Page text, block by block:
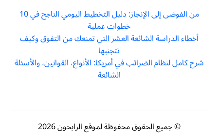
من الفوضى إلى الإنجاز: دليل التخطيط اليومي الناجح في 10
خطوات عملية
أخطاء الدراسة الشائعة العشر التي تمنعك من التفوق وكيف
تتجنبها
شرح كامل لنظام الضرائب في أمريكا: الأنواع، القوانين، والأسئلة
الشائعة
© جميع الحقوق محفوظة لموقع الرابحون 2026